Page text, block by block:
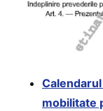
mobilitate